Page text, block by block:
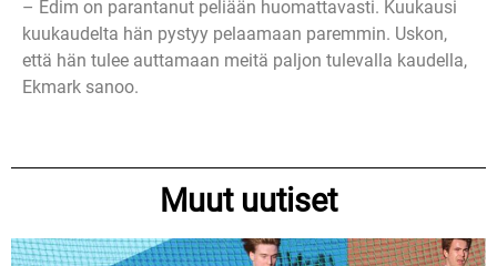
– Edim on parantanut peliään huomattavasti. Kuukausi
kuukaudelta hän pystyy pelaamaan paremmin. Uskon,
että hän tulee auttamaan meitä paljon tulevalla kaudella,
Ekmark sanoo.
Muut uutiset